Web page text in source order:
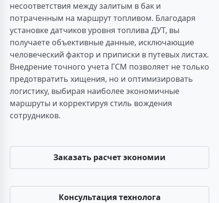
несоответствия между залитым в бак и
потраченным на маршрут топливом. Благодаря
установке датчиков уровня топлива ДУТ, вы
получаете объективные данные, исключающие
человеческий фактор и приписки в путевых листах.
Внедрение точного учета ГСМ позволяет не только
предотвратить хищения, но и оптимизировать
логистику, выбирая наиболее экономичные
маршруты и корректируя стиль вождения
сотрудников.
Заказать расчет экономии
Консультация технолога